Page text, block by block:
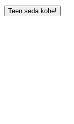
Teen seda kohe!